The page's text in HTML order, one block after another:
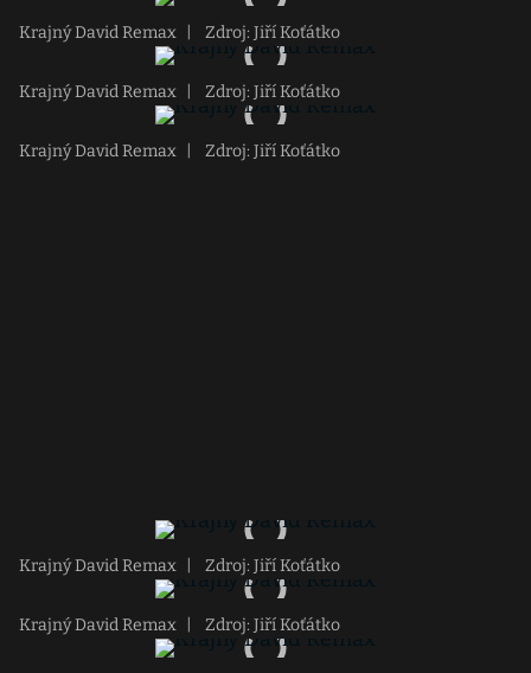
Krajný David Remax Zdroj: Jiří Koťátko
Krajný David Remax Zdroj: Jiří Koťátko
Krajný David Remax Zdroj: Jiří Koťátko
Krajný David Remax Zdroj: Jiří Koťátko
Krajný David Remax Zdroj: Jiří Koťátko